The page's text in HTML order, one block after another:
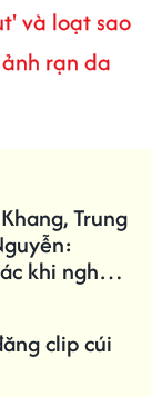
và loạt sao
rạn da
Trung
khi nghệ sĩ
clip cúi